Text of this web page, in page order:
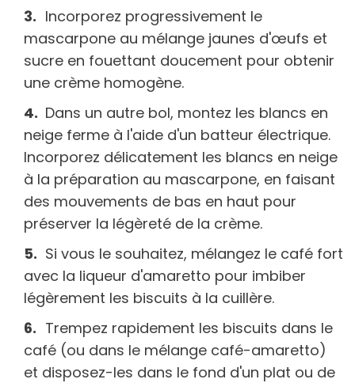
Incorporez progressivement le
mascarpone au mélange jaunes d'œufs et
sucre en fouettant doucement pour obtenir
une crème homogène.
Dans un autre bol, montez les blancs en
neige ferme à l'aide d'un batteur électrique.
Incorporez délicatement les blancs en neige
à la préparation au mascarpone, en faisant
des mouvements de bas en haut pour
préserver la légèreté de la crème.
Si vous le souhaitez, mélangez le café fort
avec la liqueur d'amaretto pour imbiber
légèrement les biscuits à la cuillère.
Trempez rapidement les biscuits dans le
café (ou dans le mélange café-amaretto)
et disposez-les dans le fond d'un plat ou de